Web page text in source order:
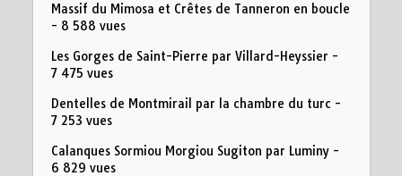
Massif du Mimosa et Crêtes de Tanneron en boucle
- 8 588 vues
Les Gorges de Saint-Pierre par Villard-Heyssier -
7 475 vues
Dentelles de Montmirail par la chambre du turc -
7 253 vues
Calanques Sormiou Morgiou Sugiton par Luminy-
6 829 vues